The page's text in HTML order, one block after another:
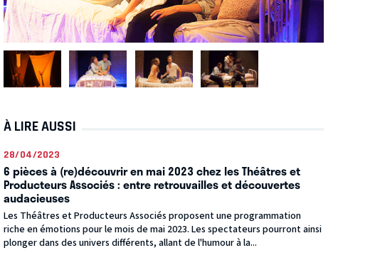
À LIRE AUSSI
28/04/2023
6 pièces à (re)découvrir en mai 2023 chez les Théâtres et
Producteurs Associés : entre retrouvailles et découvertes
audacieuses
Les Théâtres et Producteurs Associés proposent une programmation
riche en émotions pour le mois de mai 2023. Les spectateurs pourront ainsi
plonger dans des univers différents, allant de l'humour à la...